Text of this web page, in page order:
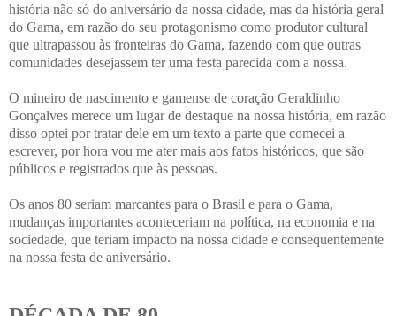
história não só do aniversário da nossa cidade, mas da história geral
do Gama, em razão do seu protagonismo como produtor cultural
que ultrapassou às fronteiras do Gama, fazendo com que outras
comunidades desejassem ter uma festa parecida com a nossa.
O mineiro de nascimento e gamense de coração Geraldinho
Gonçalves merece um lugar de destaque na nossa história, em razão
disso optei por tratar dele em um texto a parte que comecei a
escrever, por hora vou me ater mais aos fatos históricos, que são
públicos e registrados que às pessoas.
Os anos 80 seriam marcantes para o Brasil e para o Gama,
mudanças importantes aconteceriam na política, na economia e na
sociedade, que teriam impacto na nossa cidade e consequentemente
na nossa festa de aniversário.